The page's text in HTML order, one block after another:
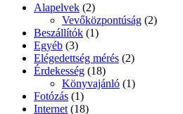
Alapelvek (2)
Vevőközpontúság (2)
Beszállítók (1)
Egyéb (3)
Elégedettség mérés (2)
Érdekesség (18)
Könyvajánló (1)
Fotózás (1)
Internet (18)